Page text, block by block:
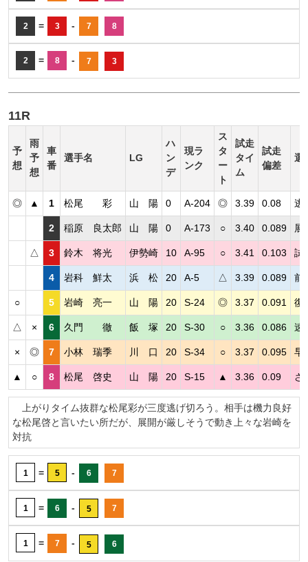
2 = 3 - 7 8
2 = 8 - 7 3
11R
予
想
雨
予
想
車
番
選手名 LG
ハ
ン
デ
現ラ
ンク
ス
タ
ー
ト
試走
タイ
ム
試走
偏差
選
◎ ▲ 1 松尾 彩 山 陽 0 A-204 ◎ 3.39 0.08 逃
2 稲原 良太郎 山 陽 0 A-173 ○ 3.40 0.089 展
△ 3 鈴木 将光 伊勢崎 10 A-95 ○ 3.41 0.103 試
4 岩科 鮮太 浜 松 20 A-5 △ 3.39 0.089 前
○ 5 岩崎 亮一 山 陽 20 S-24 ◎ 3.37 0.091 復
△ × 6 久門 徹 飯 塚 20 S-30 ○ 3.36 0.086 速
× ◎ 7 小林 瑞季 川 口 20 S-34 ○ 3.37 0.095 早
▲ ○ 8 松尾 啓史 山 陽 20 S-15 ▲ 3.36 0.09 さ
上がりタイム抜群な松尾彩が三度逃げ切ろう。相手は機力良好
な松尾啓と言いたい所だが、展開が厳しそうで動き上々な岩崎を
対抗
1 = 5 - 6 7
1 = 6 - 5 7
1 = 7 - 5 6